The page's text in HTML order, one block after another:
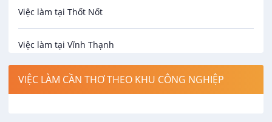
Biên phiên dịch
Việc làm tại Thốt Nốt
Việc làm tại Vĩnh Thạnh
Việc làm tại Cờ Đỏ
VIỆC LÀM CẦN THƠ THEO KHU CÔNG NGHIỆP